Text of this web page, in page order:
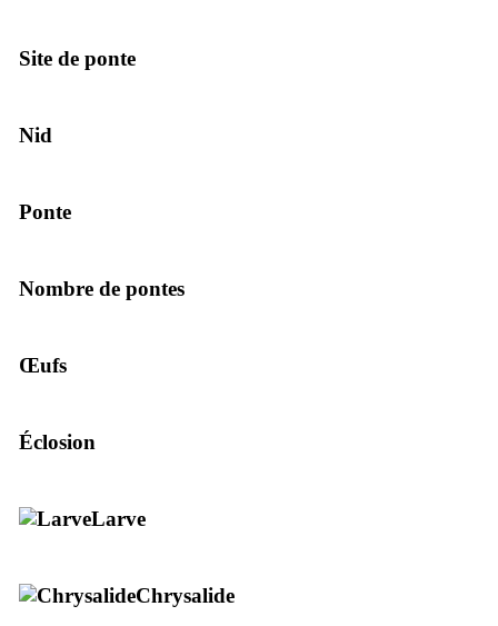
Site de ponte
Nid
Ponte
Nombre de pontes
Œufs
Éclosion
Larve
Chrysalide